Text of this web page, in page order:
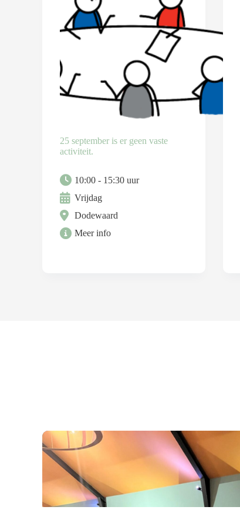
25 september is er geen vaste
activiteit.
10:00 - 15:30 uur
Vrijdag
Dodewaard
Meer info